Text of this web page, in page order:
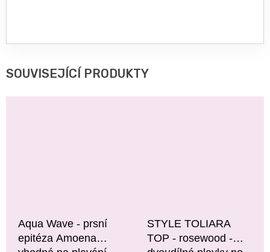
SOUVISEJÍCÍ PRODUKTY
Aqua Wave - prsní
epitéza Amoena
STYLE TOLIARA
TOP - rosewood -